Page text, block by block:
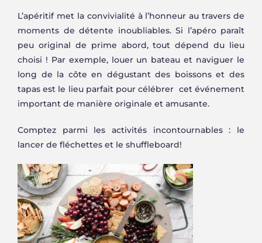
L’apéritif met la convivialité à l’honneur au travers de
moments de détente inoubliables. Si l’apéro paraît
peu original de prime abord, tout dépend du lieu
choisi ! Par exemple, louer un bateau et naviguer le
long de la côte en dégustant des boissons et des
tapas est le lieu parfait pour célébrer cet événement
important de manière originale et amusante.
Comptez parmi les activités incontournables : le
lancer de fléchettes et le shuffleboard!